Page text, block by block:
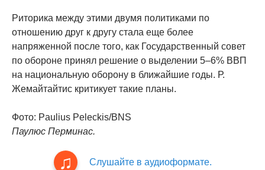
Риторика между этими двумя политиками по
отношению друг к другу стала еще более
напряженной после того, как Государственный совет
по обороне принял решение о выделении 5–6% ВВП
на национальную оборону в ближайшие годы. Р.
Жемайтайтис критикует такие планы.
Фото: Paulius Peleckis/BNS
Паулюс Перминас.
Слушайте в аудиоформате.